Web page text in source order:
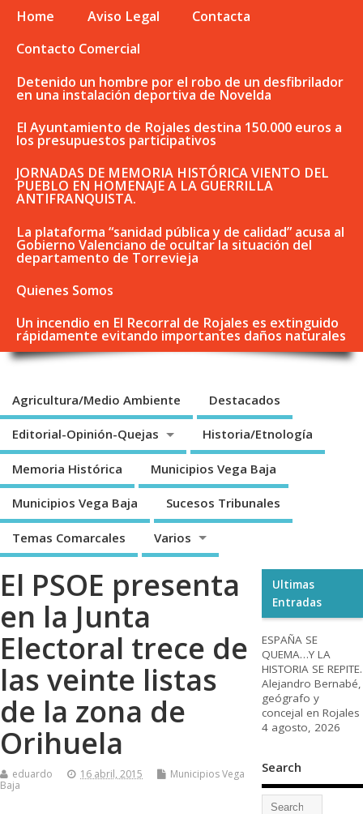
Home Aviso Legal
Contacta
Contacto Comercial
Detenido un hombre por el robo de un desfibrilador
en una instalación deportiva de Novelda
El Ayuntamiento de Rojales destina 150.000 euros a
los presupuestos participativos
JORNADAS DE MEMORIA HISTÓRICA VIENTO DEL
PUEBLO EN HOMENAJE A LA GUERRILLA
ANTIFRANQUISTA.
La plataforma “sanidad pública y de calidad” acusa al
Gobierno Valenciano de ocultar la situación del
departamento de Torrevieja
Quienes Somos
Un incendio en El Recorral de Rojales es extinguido
rápidamente evitando importantes daños naturales
Agricultura/Medio Ambiente Destacados
Editorial-Opinión-Quejas Historia/Etnología
Memoria Histórica Municipios Vega Baja
Municipios Vega Baja Sucesos Tribunales
Temas Comarcales Varios
El PSOE presenta
en la Junta
Electoral trece de
las veinte listas
de la zona de
Orihuela
eduardo 16 abril, 2015
Municipios Vega
Baja
Ultimas
Entradas
ESPAÑA SE
QUEMA…Y LA
HISTORIA SE REPITE.
Alejandro Bernabé,
geógrafo y
concejal en Rojales
4 agosto, 2026
Search